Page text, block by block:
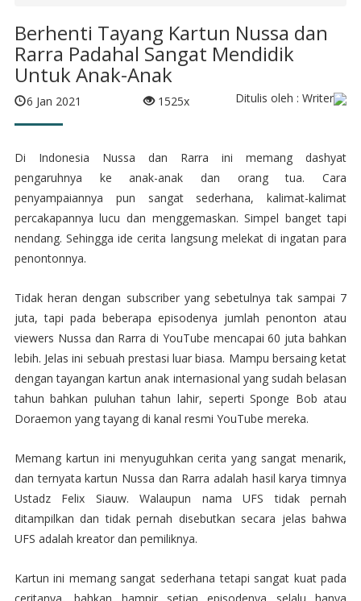
Berhenti Tayang Kartun Nussa dan
Rarra Padahal Sangat Mendidik
Untuk Anak-Anak
6 Jan 2021 1525x Ditulis oleh : Writer
Di Indonesia Nussa dan Rarra ini memang dashyat
pengaruhnya ke anak-anak dan orang tua. Cara
penyampaiannya pun sangat sederhana, kalimat-kalimat
percakapannya lucu dan menggemaskan. Simpel banget tapi
nendang. Sehingga ide cerita langsung melekat di ingatan para
penontonnya.
Tidak heran dengan subscriber yang sebetulnya tak sampai 7
juta, tapi pada beberapa episodenya jumlah penonton atau
viewers Nussa dan Rarra di YouTube mencapai 60 juta bahkan
lebih. Jelas ini sebuah prestasi luar biasa. Mampu bersaing ketat
dengan tayangan kartun anak internasional yang sudah belasan
tahun bahkan puluhan tahun lahir, seperti Sponge Bob atau
Doraemon yang tayang di kanal resmi YouTube mereka.
Memang kartun ini menyuguhkan cerita yang sangat menarik,
dan ternyata kartun Nussa dan Rarra adalah hasil karya timnya
Ustadz Felix Siauw. Walaupun nama UFS tidak pernah
ditampilkan dan tidak pernah disebutkan secara jelas bahwa
UFS adalah kreator dan pemiliknya.
Kartun ini memang sangat sederhana tetapi sangat kuat pada